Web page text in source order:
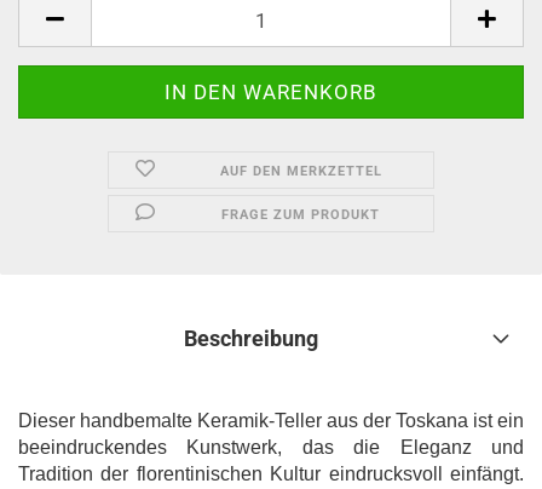
AUF DEN MERKZETTEL
FRAGE ZUM PRODUKT
Beschreibung
Dieser handbemalte Keramik-Teller aus der Toskana ist ein
beeindruckendes Kunstwerk, das die Eleganz und
Tradition der florentinischen Kultur eindrucksvoll einfängt.